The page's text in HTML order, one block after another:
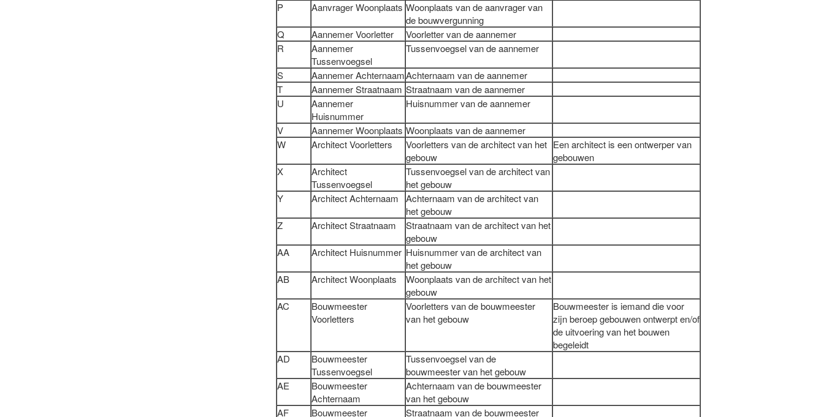
P
Aanvrager Woonplaats Woonplaats van de aanvrager van
de bouwvergunning
Q
Aannemer Voorletter
Voorletter van de aannemer
R
Aannemer
Tussenvoegsel
Tussenvoegsel van de aannemer
S Aannemer AchternaamAchternaam van de aannemer
T
Aannemer Straatnaam Straatnaam van de aannemer
U
Aannemer
Huisnummer
Huisnummer van de aannemer
V Aannemer Woonplaats Woonplaats van de aannemer
W
Architect Voorletters
Voorletters van de architect van het
gebouw
Een architect is een ontwerper van
gebouwen
X
Architect
Tussenvoegsel
Tussenvoegsel van de architect van
het gebouw
Y
Architect Achternaam
Achternaam van de architect van
het gebouw
Z
Architect Straatnaam
Straatnaam van de architect van het
gebouw
AA
Architect Huisnummer Huisnummer van de architect van
het gebouw
AB
Architect Woonplaats
Woonplaats van de architect van het
gebouw
AC
Bouwmeester
Voorletters
Voorletters van de bouwmeester
van het gebouw
Bouwmeester is iemand die voor
zijn beroep gebouwen ontwerpt en/of
de uitvoering van het bouwen
begeleidt
AD
Bouwmeester
Tussenvoegsel
Tussenvoegsel van de
bouwmeester van het gebouw
AE
Bouwmeester
Achternaam
Achternaam van de bouwmeester
van het gebouw
AF
Bouwmeester
Straatnaam van de bouwmeester